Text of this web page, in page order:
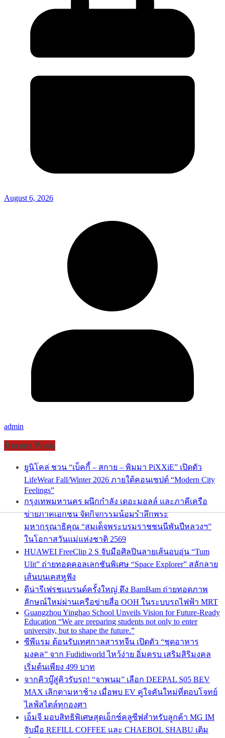
August 6, 2026
admin
Recent Posts
ยูนิโคล่ ชวน “เบ็คกี้ – สกาย – พิมมา PiXXiE” เปิดตัว
LifeWear Fall/Winter 2026 ภายใต้คอนเซปต์ “Modern City
Feelings”
กรุงเทพมหานคร ผนึกกำลัง เดอะมอลล์ และภาคีเครือ
ข่ายภาคเอกชน จัดกิจกรรมน้อมรำลึกพระ
มหากรุณาธิคุณ “สมเด็จพระบรมราชชนนีพันปีหลวงฯ”
ในโอกาสวันแม่แห่งชาติ 2569
HUAWEI FreeClip 2 S จับมือศิลปินลายเส้นอบอุ่น “Tum
Ulit” ถ่ายทอดคอลเลกชันพิเศษ “Space Explorer” สลักลาย
เส้นบนเคสหูฟัง
ดีน่ารีเฟรชแบรนด์ครั้งใหญ่ ดึง BamBam ถ่ายทอดภาพ
ลักษณ์ใหม่ผ่านเครือข่ายสื่อ OOH ในระบบรถไฟฟ้า MRT
Guangzhou Yinghao School Unveils Vision for Future-Ready
Education “We are preparing students not only to enter
university, but to shape the future.”
ซีพีแรม ต้อนรับเทศกาลสารทจีน เปิดตัว “ชุดอาหาร
มงคล” จาก Fudidiworld ไหว้ง่าย อิ่มครบ เสริมสิริมงคล
เริ่มต้นเพียง 499 บาท
จากคิวบู๊สู่คิวรับรถ! “จาพนม” เลือก DEEPAL S05 BEV
MAX เลิกตามหาช้าง เมื่อพบ EV คู่ใจคันใหม่ที่ตอบโจทย์
ไลฟ์สไตล์ทุกองศา
เอ็มจี มอบสิทธิพิเศษสุดเอ็กซ์คลูซีฟสำหรับลูกค้า MG IM
จับมือ REFILL COFFEE และ CHAEBOL SHABU เติม